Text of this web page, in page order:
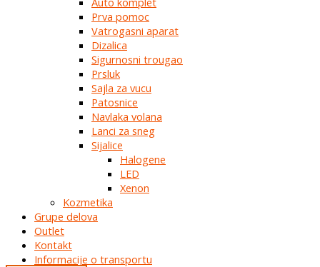
Prva pomoc
Vatrogasni aparat
Dizalica
Sigurnosni trougao
Prsluk
Sajla za vucu
Patosnice
Navlaka volana
Lanci za sneg
Sijalice
Halogene
LED
Xenon
Kozmetika
Grupe delova
Outlet
Kontakt
Informacije o transportu